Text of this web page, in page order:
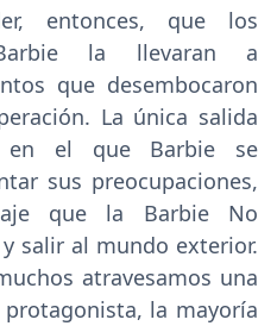
entonces, que los
la llevaran a
que desembocaron
La única salida
en el que Barbie se
sus preocupaciones,
que la Barbie No
salir al mundo exterior.
atravesamos una
la mayoría